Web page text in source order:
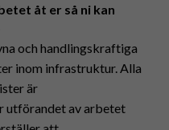
åt er så ni kan
och handlingskraftiga
inom infrastruktur. Alla
är
utförandet av arbetet